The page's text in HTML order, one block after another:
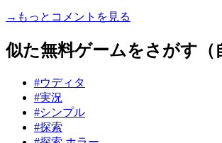
→もっとコメントを見る
似た無料ゲームをさがす（
#ウディタ
#実況
#シンプル
#探索